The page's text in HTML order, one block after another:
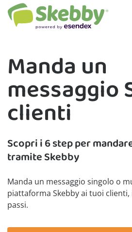
Manda un
messaggio
clienti
Scopri i 6 step per
tramite Skebby
Manda un messaggio singolo o
piattaforma Skebby ai tuoi
passi.